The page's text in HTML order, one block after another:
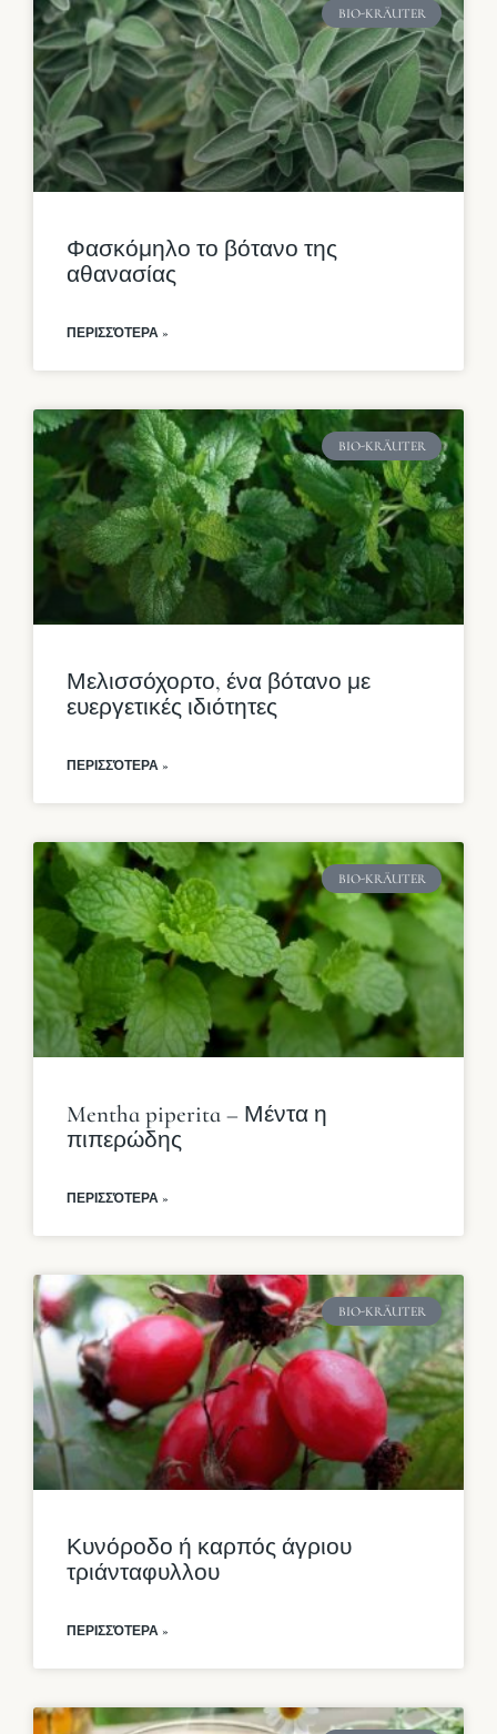
BIO-KRÄUTER
Φασκόμηλο το βότανο της
αθανασίας
ΠΕΡΙΣΣΌΤΕΡΑ »
BIO-KRÄUTER
Μελισσόχορτο, ένα βότανο με
ευεργετικές ιδιότητες
ΠΕΡΙΣΣΌΤΕΡΑ »
BIO-KRÄUTER
Mentha piperita – Μέντα η
πιπερώδης
ΠΕΡΙΣΣΌΤΕΡΑ »
BIO-KRÄUTER
Κυνόροδο ή καρπός άγριου
τριάνταφυλλου
ΠΕΡΙΣΣΌΤΕΡΑ »